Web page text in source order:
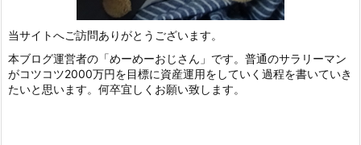
当サイトへご訪問ありがとうございます。
本ブログ運営者の「めーめーおじさん」です。普通のサラリーマン
がコツコツ2000万円を目標に資産運用をしていく過程を書いていき
たいと思います。何卒宜しくお願い致します。